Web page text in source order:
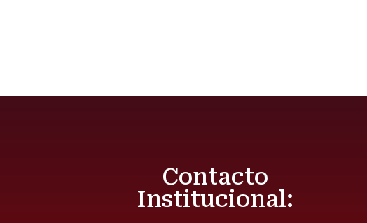
Contacto
Institucional: